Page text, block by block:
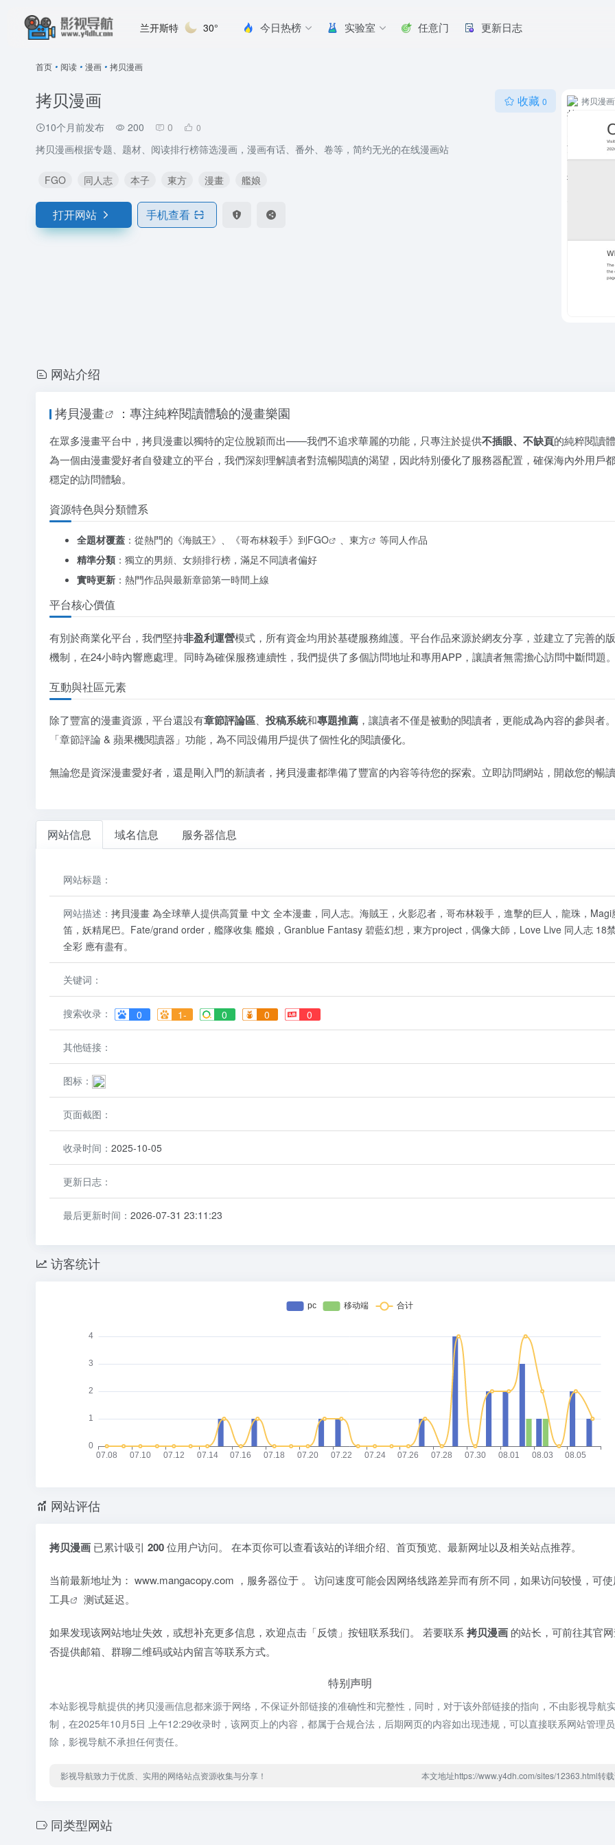
兰开斯特 30° 今日热榜 实验室 任意门 更新日志
首页 • 阅读 • 漫画 • 拷贝漫画
拷贝漫画
10个月前发布 200 0 0
收藏 0
拷贝漫画根据专题、题材、阅读排行榜筛选漫画，漫画有话、番外、卷等，简约无光的在线漫画站
FGO 同人志 本子 東方 漫畫 艦娘
打开网站 手机查看
拷贝漫
网站介绍
拷貝漫畫 ：專注純粹閱讀體驗的漫畫樂園
在眾多漫畫平台中，拷貝漫畫以獨特的定位脫穎而出——我們不追求華麗的功能，只專注於提供不插眼、不缺頁的純粹閱讀
為一個由漫畫愛好者自發建立的平台，我們深刻理解讀者對流暢閱讀的渴望，因此特別優化了服務器配置，確保海內外用戶
穩定的訪問體驗。
資源特色與分類體系
全題材覆蓋 ：從熱門的《海賊王》、《哥布林殺手》到FGO 、 東方
等同人作品
精準分類 ：獨立的男頻、女頻排行榜，滿足不同讀者偏好
實時更新 ：熱門作品與最新章節第一時間上線
平台核心價值
有別於商業化平台，我們堅持非盈利運營模式，所有資金均用於基礎服務維護。平台作品來源於網友分享，並建立了完善的
機制，在24小時內響應處理。同時為確保服務連續性，我們提供了多個訪問地址和專用APP，讓讀者無需擔心訪問中斷問題
互動與社區元素
除了豐富的漫畫資源，平台還設有章節評論區 投稿系統和專題推薦 ，讓讀者不僅是被動的閱讀者，更能成為內容的參與者
「章節評論 & 蘋果機閱讀器」功能，為不同設備用戶提供了個性化的閱讀優化。
無論您是資深漫畫愛好者，還是剛入門的新讀者，拷貝漫畫都準備了豐富的內容等待您的探索。立即訪問網站，開啟您的暢
网站信息 域名信息 服务器信息
网站标题：
网站描述： 拷貝漫畫 為全球華人提供高質量 中文 全本漫畫，同人志。海賊王，火影忍者，哥布林殺手，進擊的巨人，龍珠，Magi
笛，妖精尾巴。Fate/grand order，艦隊收集 艦娘，Granblue Fantasy 碧藍幻想，東方project，偶像大師，Love Live 同人志 18
全彩 應有盡有。
关键词：
搜索收录： 0 1- 0 0 0
其他链接：
图标：
页面截图：
收录时间： 2025-10-05
更新日志：
最后更新时间： 2026-07-31 23:11:23
访客统计
网站评估
拷贝漫画 已累计吸引 200位用户访问。 在本页你可以查看该站的详细介绍、首页预览、最新网址以及相关站点推荐。
当前最新地址为： www.mangacopy.com ，服务器位于 。 访问速度可能会因网络线路差异而有所不同，如果访问较慢，可
工具
测试延迟。
如果发现该网站地址失效，或想补充更多信息，欢迎点击「反馈」按钮联系我们。 若要联系拷贝漫画 的站长，可前往其官
否提供邮箱、群聊二维码或站内留言等联系方式。
特别声明
本站影视导航提供的拷贝漫画信息都来源于网络，不保证外部链接的准确性和完整性，同时，对于该外部链接的指向，不由影视导航
制，在2025年10月5日 上午12:29收录时，该网页上的内容，都属于合规合法，后期网页的内容如出现违规，可以直接联系网站管理
除，影视导航不承担任何责任。
影视导航致力于优质、实用的网络站点资源收集与分享！ 本文地址https://www.y4dh.com/sites/12363.html转
同类型网站